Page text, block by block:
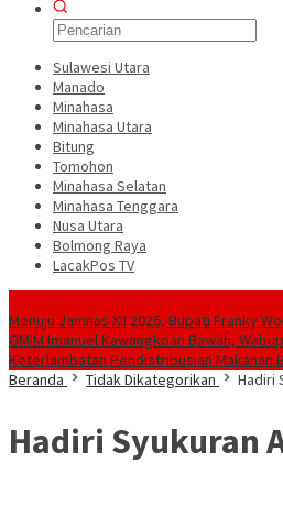
Sulawesi Utara
Manado
Minahasa
Minahasa Utara
Bitung
Tomohon
Minahasa Selatan
Minahasa Tenggara
Nusa Utara
Bolmong Raya
LacakPos TV
Menuju Jamnas XII 2026, Bupati Franky
GMIM Imanuel Kawangkoan Bawah,
‎Keterlambatan Pendistribusian Makanan
Beranda
Tidak Dikategorikan Hadiri
Hadiri Syukuran